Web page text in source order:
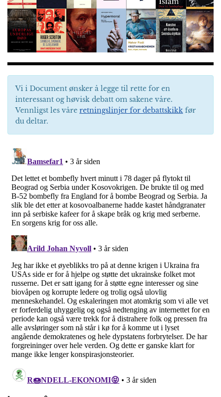
Vi i Document ønsker å legge til rette for en
interessant og høvisk debatt om sakene våre.
Vennligst les våre retningslinjer for debattskikk før
du deltar.